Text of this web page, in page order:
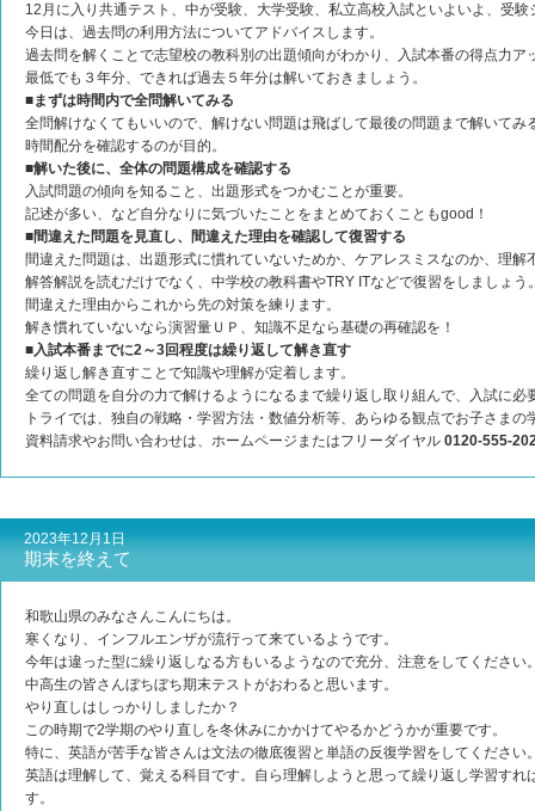
12月に入り共通テスト、中が受験、大学受験、私立高校入試といよいよ、受験
今日は、過去問の利用方法についてアドバイスします。
過去問を解くことで志望校の教科別の出題傾向がわかり、入試本番の得点力ア
最低でも３年分、できれば過去５年分は解いておきましょう。
■まずは時間内で全問解いてみる
全問解けなくてもいいので、解けない問題は飛ばして最後の問題まで解いてみ
時間配分を確認するのが目的。
■解いた後に、全体の問題構成を確認する
入試問題の傾向を知ること、出題形式をつかむことが重要。
記述が多い、など自分なりに気づいたことをまとめておくこともgood！
■間違えた問題を見直し、間違えた理由を確認して復習する
間違えた問題は、出題形式に慣れていないためか、ケアレスミスなのか、理解
解答解説を読むだけでなく、中学校の教科書やTRY ITなどで復習をしましょう
間違えた理由からこれから先の対策を練ります。
解き慣れていないなら演習量ＵＰ、知識不足なら基礎の再確認を！
■入試本番までに2～3回程度は繰り返して解き直す
繰り返し解き直すことで知識や理解が定着します。
全ての問題を自分の力で解けるようになるまで繰り返し取り組んで、入試に必
トライでは、独自の戦略・学習方法・数値分析等、あらゆる観点でお子さまの
資料請求やお問い合わせは、ホームページまたはフリーダイヤル 0120-555-
2023年12月1日
期末を終えて
和歌山県のみなさんこんにちは。
寒くなり、インフルエンザが流行って来ているようです。
今年は違った型に繰り返しなる方もいるようなので充分、注意をしてください
中高生の皆さんぼちぼち期末テストがおわると思います。
やり直しはしっかりしましたか？
この時期で2学期のやり直しを冬休みにかかけてやるかどうかが重要です。
特に、英語が苦手な皆さんは文法の徹底復習と単語の反復学習をしてください
英語は理解して、覚える科目です。自ら理解しようと思って繰り返し学習す
す。